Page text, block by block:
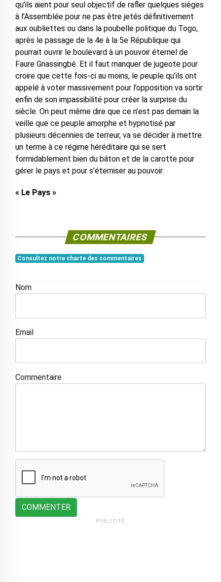
qu’ils aient pour seul objectif de rafler quelques sièges
à l’Assemblée pour ne pas être jetés définitivement
aux oubliettes ou dans la poubelle politique du Togo,
après le passage de la 4e à la 5e République qui
pourrait ouvrir le boulevard à un pouvoir éternel de
Faure Gnassingbé. Et il faut manquer de jugeote pour
croire que cette fois-ci au moins, le peuple qu’ils ont
appelé à voter massivement pour l’opposition va sortir
enfin de son impassibilité pour créer la surprise du
siècle. On peut même dire que ce n’est pas demain la
veille que ce peuple amorphe et hypnotisé par
plusieurs décennies de terreur, va se décider à mettre
un terme à ce régime héréditaire qui se sert
formidablement bien du bâton et de la carotte pour
gérer le pays et pour s’éterniser au pouvoir.
« Le Pays »
COMMENTAIRES
Consultez notre charte des commentaires
Nom
Email
Commentaire
COMMENTER
PUBLICITÉ